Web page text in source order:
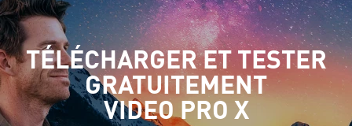
TÉLÉCHARGER ET TESTER
GRATUITEMENT
VIDEO PRO X